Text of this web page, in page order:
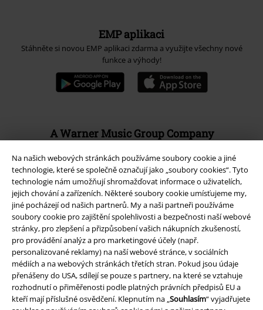
Na našich webových stránkách používáme soubory cookie a jiné
technologie, které se společně označují jako „soubory cookies“. Tyto
technologie nám umožňují shromažďovat informace o uživatelích,
jejich chování a zařízeních. Některé soubory cookie umísťujeme my,
jiné pocházejí od našich partnerů. My a naši partneři používáme
soubory cookie pro zajištění spolehlivosti a bezpečnosti naší webové
stránky, pro zlepšení a přizpůsobení vašich nákupních zkušeností,
pro provádění analýz a pro marketingové účely (např.
personalizované reklamy) na naší webové stránce, v sociálních
médiích a na webových stránkách třetích stran. Pokud jsou údaje
přenášeny do USA, sdílejí se pouze s partnery, na které se vztahuje
rozhodnutí o přiměřenosti podle platných právních předpisů EU a
kteří mají příslušné osvědčení. Klepnutím na „Souhlasím“ vyjadřujete
EMP aplikaci
Stáhněte si novou EMP aplikaci zdarma a využijte všechny nové
funkce a výhody!
A Warner Music Group Company
Právní informace